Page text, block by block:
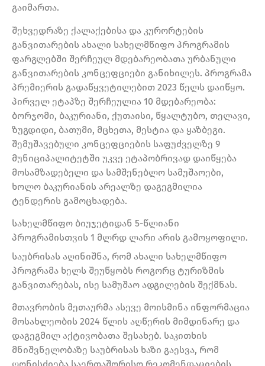
გაიმართა.
შეხვედრაზე ქალაქებისა და კურორტების
განვითარების ახალი სახელმწიფო პროგრამის
ფარგლებში შერჩეულ მდებარეობათა ურბანული
განვითარების კონცეფციები განიხილეს. პროგრამა
პრემიერის გადაწყვეტილებით 2023 წელს დაიწყო.
პირველ ეტაპზე შერჩეულია 10 მდებარეობა:
ბორჯომი, ბაკურიანი, ქუთაისი, წყალტუბო, თელავი,
ზუგდიდი, ბათუმი, მცხეთა, მესტია და ყაზბეგი.
შემუშავებული კონცეფციების საფუძველზე 9
მუნიციპალიტეტში უკვე ეტაპობრივად დაიწყება
მოსამზადებელი და სამშენებლო სამუშაოები,
ხოლო ბაკურიანის არეალზე დაგეგმილია
ტენდერის გამოცხადება.
სახელმწიფო ბიუჯეტიდან 5-წლიანი
პროგრამისთვის 1 მლრდ ლარი არის გამოყოფილი.
საუბრისას აღინიშნა, რომ ახალი სახელმწიფო
პროგრამა ხელს შეუწყობს როგორც ტურიზმის
განვითარებას, ისე სამუშაო ადგილების შექმნას.
მთავრობის მეთაურმა ასევე მოისმინა ინფორმაცია
მოსახლეობის 2024 წლის აღწერის მიმდინარე და
დაგეგმილ აქტივობათა შესახებ. საკითხის
მნიშვნელობაზე საუბრისას ხაზი გაესვა, რომ